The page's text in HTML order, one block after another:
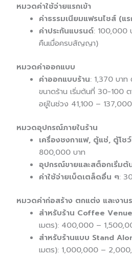
หมวดค่าใช้จ่ายแรกเข้า
ค่าธรรมเนียมแฟรนไชส์ (แร
ค่าประกันแบรนด์: 100,000
คืนเมื่อครบสัญญา)
หมวดค่าออกแบบ
ค่าออกแบบร้าน: 1,370 บาท
ขนาดร้าน เริ่มต้นที่ 30-100 ต
อยู่ในช่วง 41,100 –
หมวดอุปกรณ์ภายในร้าน
เครื่องชงกาแฟ, ตู้แช่, ตู้โช
800,000 บาท
อุปกรณ์ขายและสต็อกเริ่มต้
ค่าใช้จ่ายเบ็ดเตล็ดอื่น ๆ:
หมวดค่าก่อสร้าง ตกแต่ง และงาน
สำหรับร้าน Coffee Venue
เมตร): 400,000 –
สำหรับร้านแบบ Stand
เมตร): 1,000,000 –